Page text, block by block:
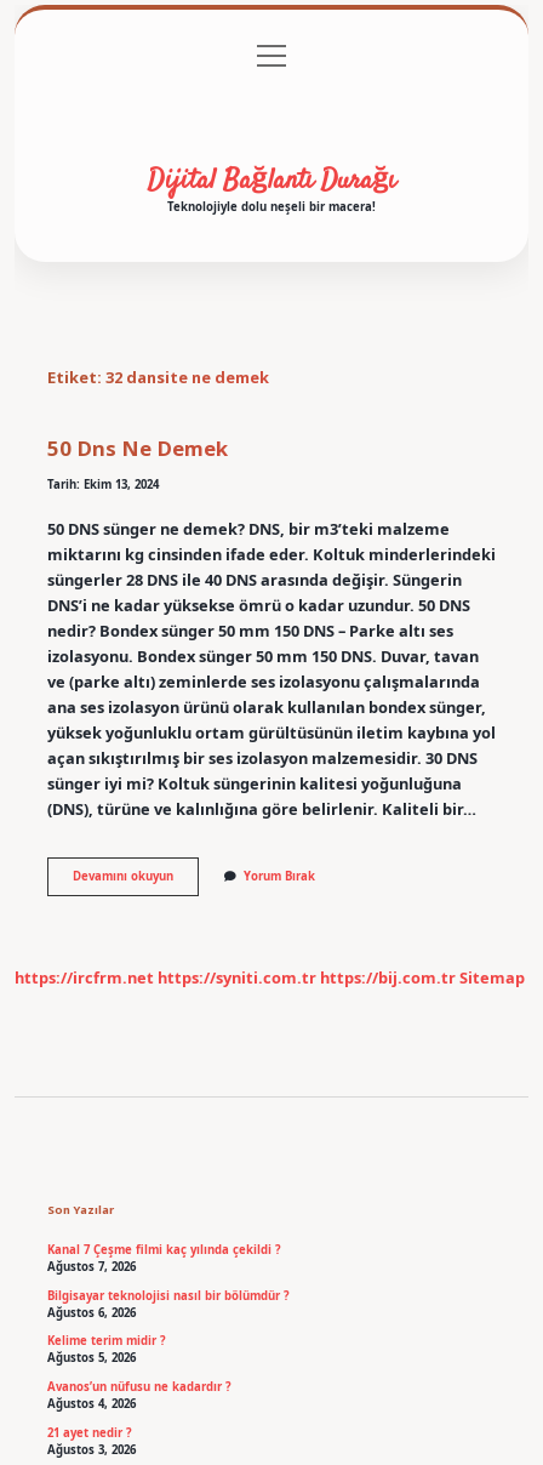
Gizlilik Politikası
menüyü
aç
Dijital Bağlantı Durağı
Teknolojiyle dolu neşeli bir macera!
Etiket: 32 dansite ne demek
50 Dns Ne Demek
Tarih: Ekim 13, 2024
50 DNS sünger ne demek? DNS, bir m3’teki malzeme
miktarını kg cinsinden ifade eder. Koltuk minderlerindeki
süngerler 28 DNS ile 40 DNS arasında değişir. Süngerin
DNS’i ne kadar yüksekse ömrü o kadar uzundur. 50 DNS
nedir? Bondex sünger 50 mm 150 DNS – Parke altı ses
izolasyonu. Bondex sünger 50 mm 150 DNS. Duvar, tavan
ve (parke altı) zeminlerde ses izolasyonu çalışmalarında
ana ses izolasyon ürünü olarak kullanılan bondex sünger,
yüksek yoğunluklu ortam gürültüsünün iletim kaybına yol
açan sıkıştırılmış bir ses izolasyon malzemesidir. 30 DNS
sünger iyi mi? Koltuk süngerinin kalitesi yoğunluğuna
(DNS), türüne ve kalınlığına göre belirlenir. Kaliteli bir…
Devamını okuyun50
Dns
Yorum Bırak
https://ircfrm.net https://syniti.com.tr https://bij.com.trSitemap
Son Yazılar
Kanal 7 Çeşme filmi kaç yılında çekildi ?
Ağustos 7, 2026
Bilgisayar teknolojisi nasıl bir bölümdür ?
Ağustos 6, 2026
Kelime terim midir ?
Ağustos 5, 2026
Avanos’un nüfusu ne kadardır ?
Ağustos 4, 2026
21 ayet nedir ?
Ağustos 3, 2026